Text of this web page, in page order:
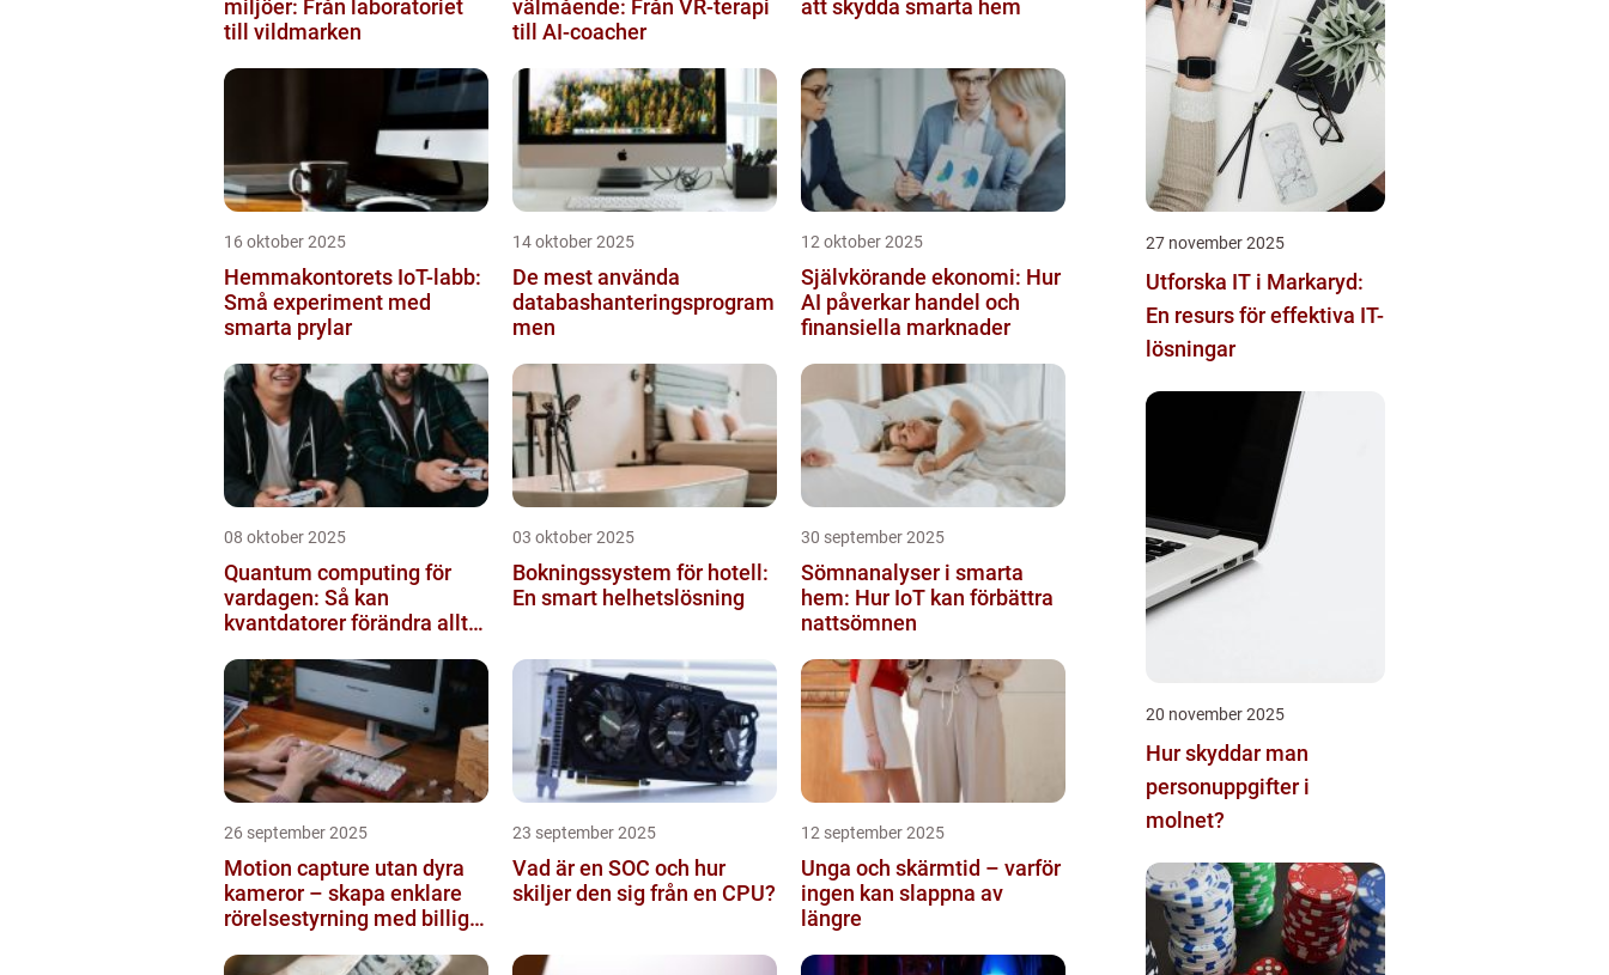
miljöer: Från laboratoriet
till vildmarken
välmående: Från VR-terapi
till AI-coacher
att skydda smarta hem
16 oktober 2025
Hemmakontorets IoT-labb:
Små experiment med
smarta prylar
14 oktober 2025
De mest använda
databashanteringsprogram
men
12 oktober 2025
Självkörande ekonomi: Hur
AI påverkar handel och
finansiella marknader
08 oktober 2025
Quantum computing för
vardagen: Så kan
kvantdatorer förändra allt
03 oktober 2025
Bokningssystem för hotell:
En smart helhetslösning
30 september 2025
Sömnanalyser i smarta
hem: Hur IoT kan förbättra
nattsömnen
26 september 2025
Motion capture utan dyra
kameror – skapa enklare
rörelsestyrning med billiga
23 september 2025
Vad är en SOC och hur
skiljer den sig från en CPU?
12 september 2025
Unga och skärmtid – varför
ingen kan slappna av
längre
27 november 2025
Utforska IT i Markaryd:
En resurs för effektiva IT-
lösningar
20 november 2025
Hur skyddar man
personuppgifter i
molnet?